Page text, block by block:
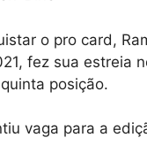
o pro card,
fez sua estreia
posição.
vaga para a